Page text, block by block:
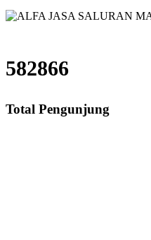
582866
Total Pengunjung